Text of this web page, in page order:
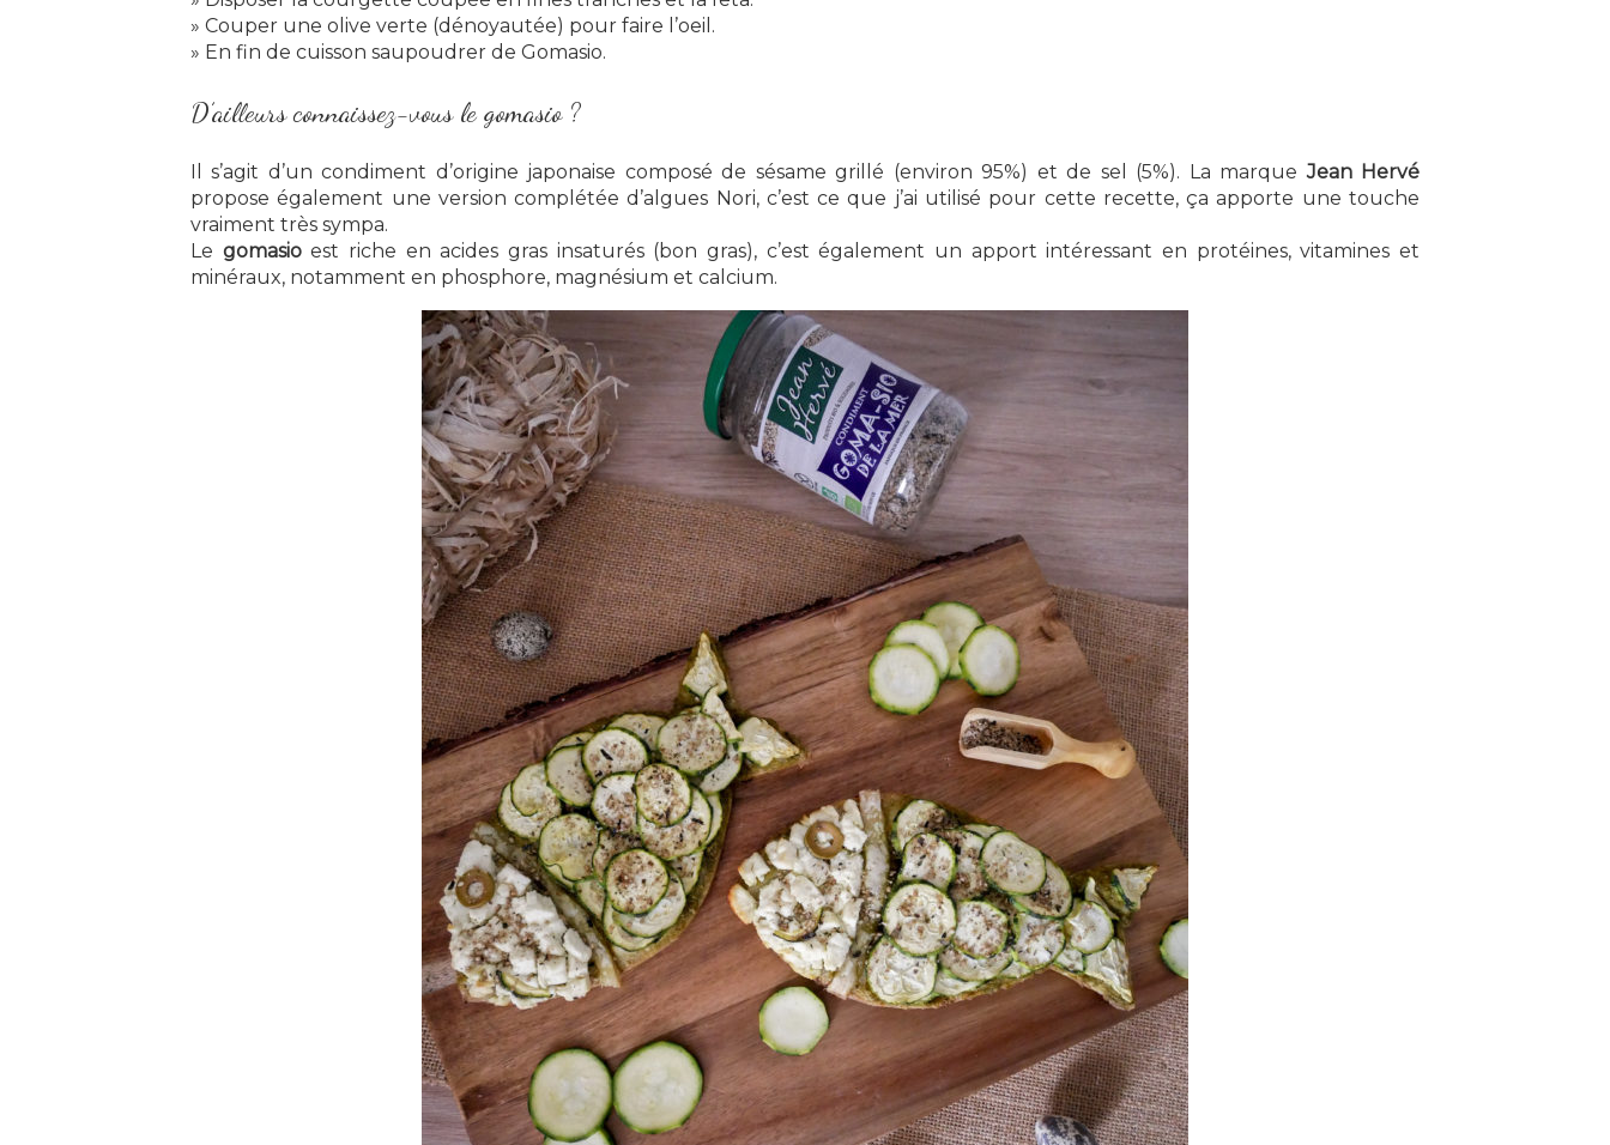
» Couper une olive verte (dénoyautée) pour faire l’oeil.
» En fin de cuisson saupoudrer de Gomasio.
D’ailleurs connaissez-vous le gomasio ?
Il s’agit d’un condiment d’origine japonaise composé de sésame grillé (environ 95%) et de sel (5%). La marqueJean Hervé
propose également une version complétée d’algues Nori, c’est ce que j’ai utilisé pour cette recette, ça apporte une touche
vraiment très sympa.
Le gomasioest riche en acides gras insaturés (bon gras), c’est également un apport intéressant en protéines, vitamines et
minéraux, notamment en phosphore, magnésium et calcium.